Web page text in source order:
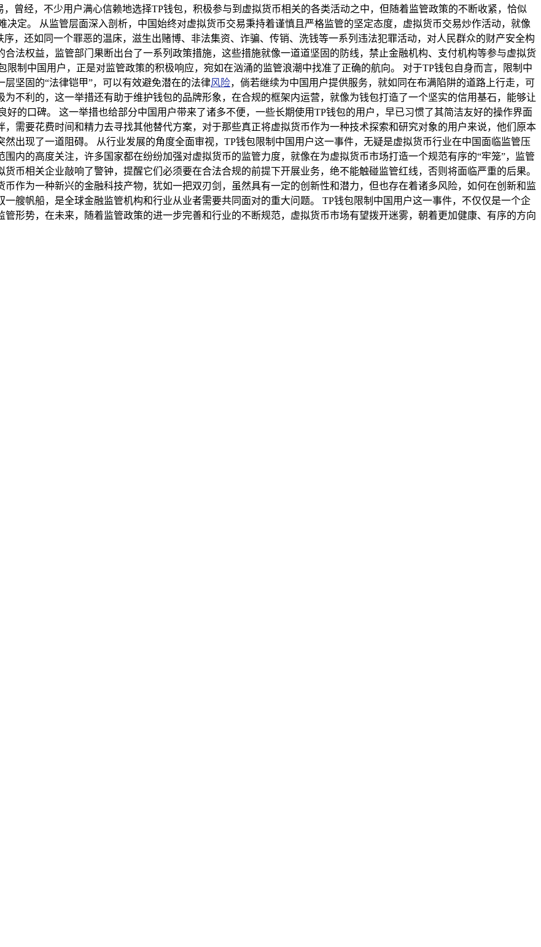
曾经，不少用户满心信赖地选择TP钱包，积极参与到虚拟货币相关的各类活动之中，但随着监管政策的不断收紧，恰似
定。 从监管层面深入剖析，中国始终对虚拟货币交易秉持着谨慎且严格监管的坚定态度，虚拟货币交易炒作活动，就像
，还如同一个罪恶的温床，滋生出赌博、非法集资、诈骗、传销、洗钱等一系列违法犯罪活动，对人民群众的财产安全构
法权益，监管部门果断出台了一系列政策措施，这些措施就像一道道坚固的防线，禁止金融机构、支付机构等参与虚拟货
制中国用户，正是对监管政策的积极响应，宛如在汹涌的监管浪潮中找准了正确的航向。 对于TP钱包自身而言，限制中
坚固的“法律铠甲”，可以有效避免潜在的法律风险，倘若继续为中国用户提供服务，就如同在布满陷阱的道路上行走，可
不利的，这一举措还有助于维护钱包的品牌形象，在合规的框架内运营，就像为钱包打造了一个坚实的信用基石，能够让
的口碑。 这一举措也给部分中国用户带来了诸多不便，一些长期使用TP钱包的用户，早已习惯了其简洁友好的操作界面
需要花费时间和精力去寻找其他替代方案，对于那些真正将虚拟货币作为一种技术探索和研究对象的用户来说，他们原本
出现了一道阻碍。 从行业发展的角度全面审视，TP钱包限制中国用户这一事件，无疑是虚拟货币行业在中国面临监管压
内的高度关注，许多国家都在纷纷加强对虚拟货币的监管力度，就像在为虚拟货币市场打造一个规范有序的“牢笼”，监管
币相关企业敲响了警钟，提醒它们必须要在合法合规的前提下开展业务，绝不能触碰监管红线，否则将面临严重的后果。
作为一种新兴的金融科技产物，犹如一把双刃剑，虽然具有一定的创新性和潜力，但也存在着诸多风险，如何在创新和监
艘帆船，是全球金融监管机构和行业从业者需要共同面对的重大问题。 TP钱包限制中国用户这一事件，不仅仅是一个企
形势，在未来，随着监管政策的进一步完善和行业的不断规范，虚拟货币市场有望拨开迷雾，朝着更加健康、有序的方向